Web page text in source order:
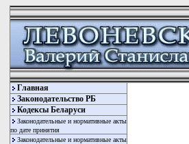
Главная
Законодательство РБ
Кодексы Беларуси
Законодательные и нормативные акты
по дате принятия
Законодательные и нормативные акты